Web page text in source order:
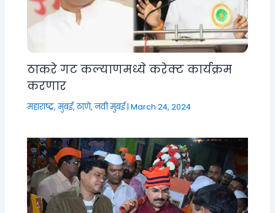
ठाकरे गट कल्याणमध्ये करेक्ट कार्यक्रम
करणार
महाराष्ट्र,मुंबई, ठाणे, नवी मुंबई|March 24, 2024